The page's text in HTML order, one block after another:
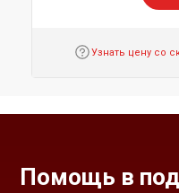
Узнать цену со
Помощь в